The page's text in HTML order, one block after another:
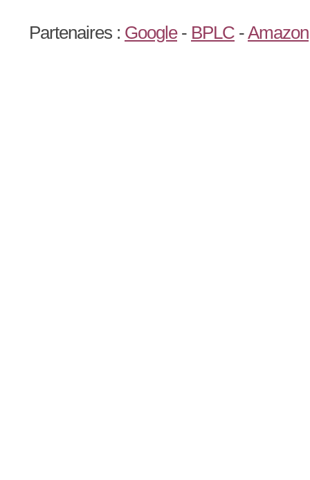
Partenaires : Google- BPLC -Amazon